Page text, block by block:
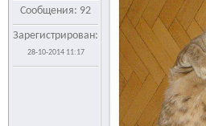
Сообщения: 92
Зарегистрирован:
28-10-2014 11:17